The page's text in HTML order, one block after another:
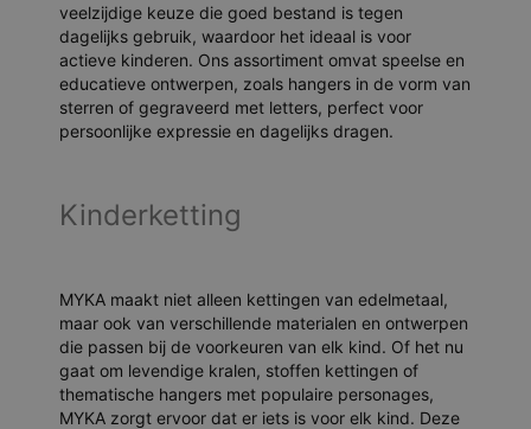
veelzijdige keuze die goed bestand is tegen
dagelijks gebruik, waardoor het ideaal is voor
actieve kinderen. Ons assortiment omvat speelse en
educatieve ontwerpen, zoals hangers in de vorm van
sterren of gegraveerd met letters, perfect voor
persoonlijke expressie en dagelijks dragen.
Kinderketting
MYKA maakt niet alleen kettingen van edelmetaal,
maar ook van verschillende materialen en ontwerpen
die passen bij de voorkeuren van elk kind. Of het nu
gaat om levendige kralen, stoffen kettingen of
thematische hangers met populaire personages,
MYKA zorgt ervoor dat er iets is voor elk kind. Deze